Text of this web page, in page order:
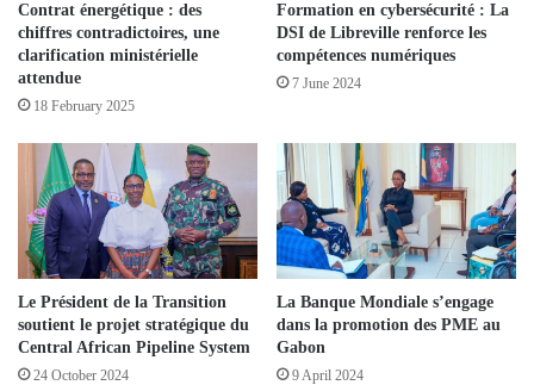
Contrat énergétique : des
chiffres contradictoires, une
clarification ministérielle
attendue
18 February 2025
Formation en cybersécurité : La
DSI de Libreville renforce les
compétences numériques
7 June 2024
Le Président de la Transition
soutient le projet stratégique du
Central African Pipeline System
24 October 2024
La Banque Mondiale s’engage
dans la promotion des PME au
Gabon
9 April 2024